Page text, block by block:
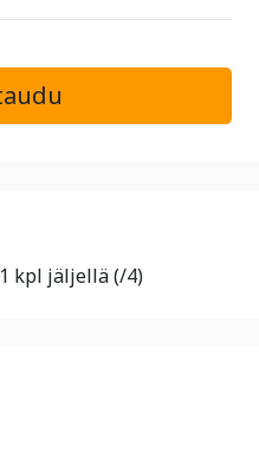
1 kpl jäljellä (/4)